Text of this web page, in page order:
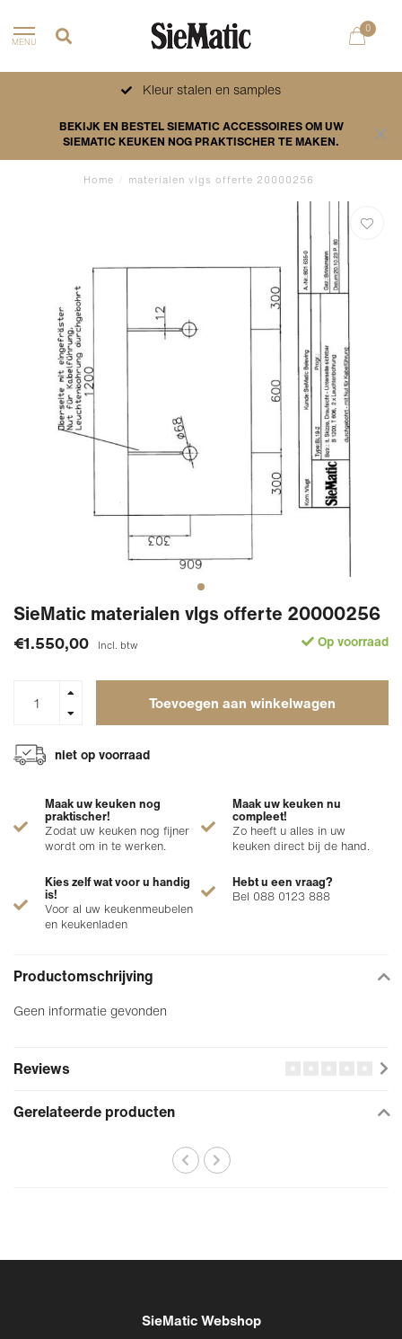
MENU
0
Kleur stalen en samples
BEKIJK EN BESTEL SIEMATIC ACCESSOIRES OM UW
SIEMATIC KEUKEN NOG PRAKTISCHER TE MAKEN.
Home materialen vlgs offerte 20000256
SieMatic materialen vlgs offerte 20000256
€1.550,00 Incl. btw Op voorraad
Toevoegen aan winkelwagen
niet op voorraad
Maak uw keuken nog
praktischer!
Zodat uw keuken nog fijner
wordt om in te werken.
Maak uw keuken nu
compleet!
Zo heeft u alles in uw
keuken direct bij de hand.
Kies zelf wat voor u handig
is!
Voor al uw keukenmeubelen
en keukenladen
Hebt u een vraag?
Bel 088 0123 888
Productomschrijving
Geen informatie gevonden
Reviews
Gerelateerde producten
SieMatic Webshop